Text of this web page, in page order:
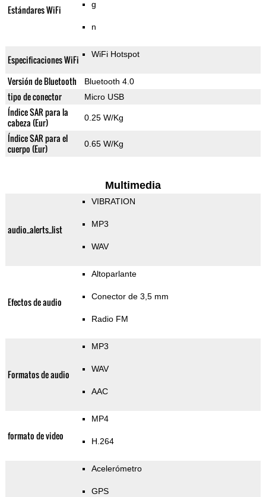
Estándares WiFi g
n
Especificaciones WiFi WiFi Hotspot
Versión de Bluetooth Bluetooth 4.0
tipo de conector Micro USB
Índice SAR para la
cabeza (Eur)
0.25 W/Kg
Índice SAR para el
cuerpo (Eur)
0.65 W/Kg
Multimedia
audio_alerts_list
VIBRATION
MP3
WAV
Efectos de audio
Altoparlante
Conector de 3,5 mm
Radio FM
Formatos de audio
MP3
WAV
AAC
formato de video
MP4
H.264
Acelerómetro
GPS